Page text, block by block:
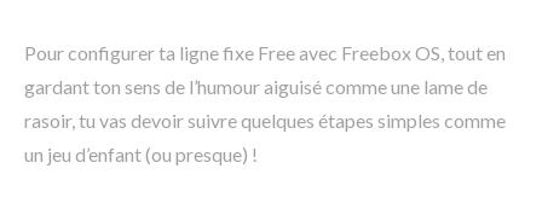
Pour configurer ta ligne fixe Free avec Freebox OS, tout en
gardant ton sens de l’humour aiguisé comme une lame de
rasoir, tu vas devoir suivre quelques étapes simples comme
un jeu d’enfant (ou presque) !